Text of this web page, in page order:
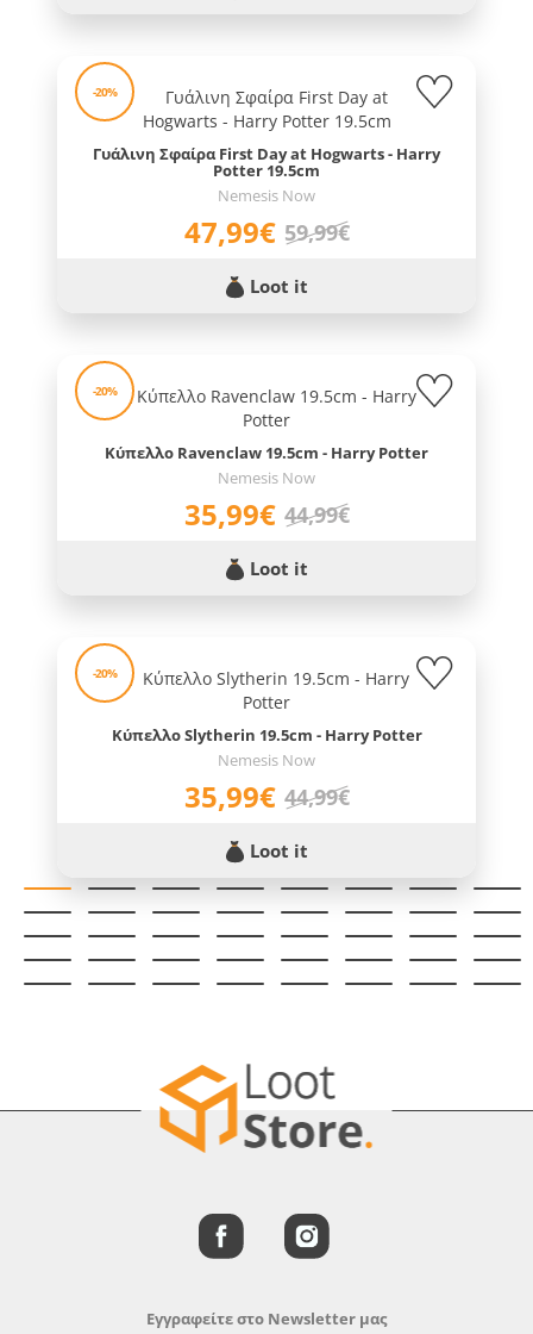
-20%
Γυάλινη Σφαίρα First Day at Hogwarts - Harry
Potter 19.5cm
Nemesis Now
47,99€ 59,99€
Loot it
-20%
Κύπελλο Ravenclaw 19.5cm - Harry Potter
Nemesis Now
35,99€ 44,99€
Loot it
-20%
Κύπελλο Slytherin 19.5cm - Harry Potter
Nemesis Now
35,99€ 44,99€
Loot it
Εγγραφείτε στο Newsletter μας